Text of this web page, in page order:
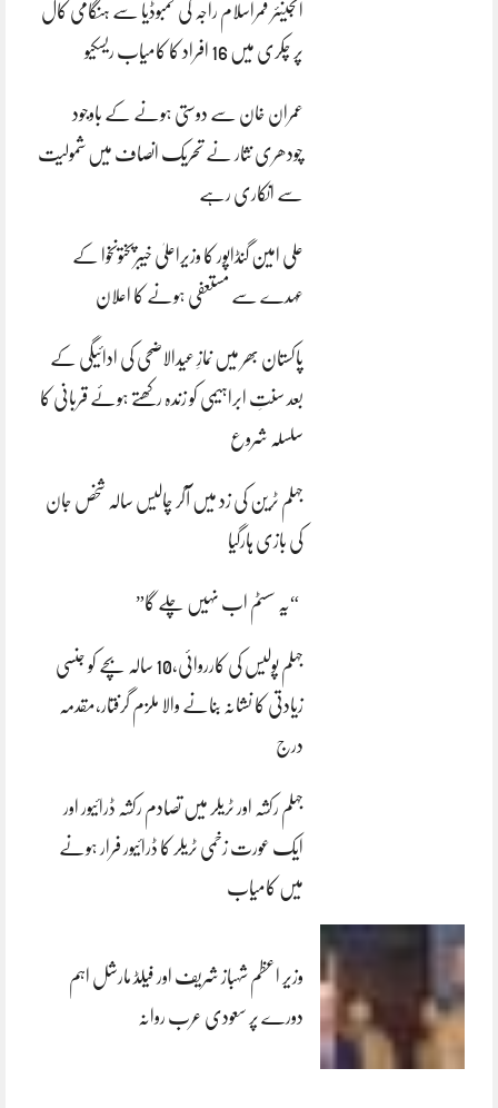
انجینئر قمراسلام راجہ کی کمبوڈیا سے ہنگامی کال
پر چکری میں 16 افراد کا کامیاب ریسکیو
عمران خان سے دوستی ہونے کے باوجود
چودھری نثار نے تحریک انصاف میں شمولیت
سے انکاری رہے
علی امین گنڈاپور کا وزیراعلیٰ خیبرپختونخوا کے
عہدے سے مستعفی ہونے کا اعلان
پاکستان بھر میں نمازِ عیدالاضحی کی ادائیگی کے
بعد سنتِ ابراہیمی کو زندہ رکھتے ہوئے قربانی کا
سلسلہ شروع
جہلم ٹرین کی زد میں آکر چالیس سالہ شخص جان
کی بازی ہارگیا
“یہ سسٹم اب نہیں چلے گا”
جہلم پولیس کی کارروائی،10 سالہ بچے کو جنسی
زیادتی کا نشانہ بنانے والا ملزم گرفتار،مقدمہ
درج
جہلم رکشہ اور ٹریلر میں تصادم رکشہ ڈرائیور اور
ایک عورت زخمی ٹریلر کا ڈرائیور فرار ہونے
میں کامیاب
وزیر اعظم شہباز شریف اور فیلڈ مارشل اہم
دورے پر سعودی عرب روانہ